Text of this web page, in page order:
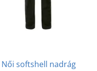
Női softshell nadrág